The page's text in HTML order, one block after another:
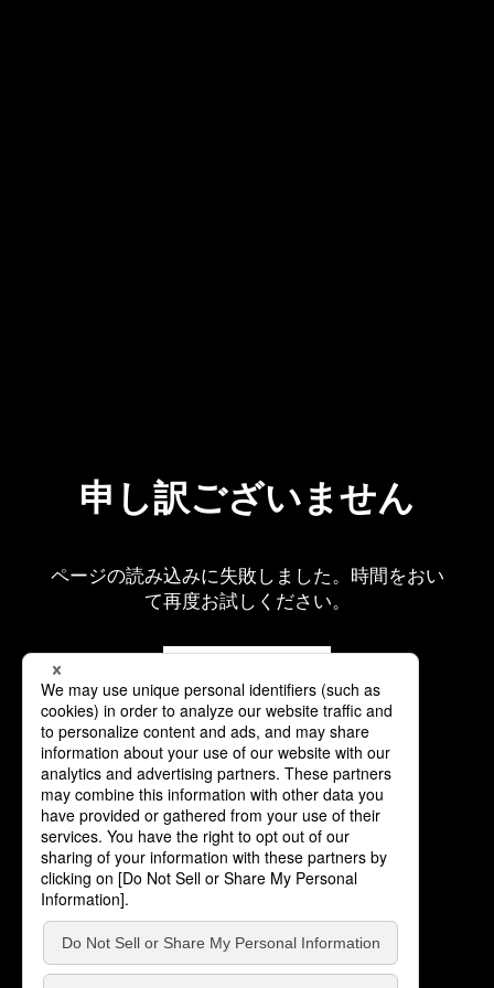
申し訳ございません
ページの読み込みに失敗しました。時間をおい
て再度お試しください。